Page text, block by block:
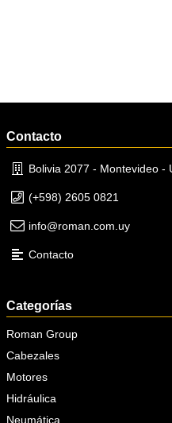
Contacto
Bolivia 2077 - Montevideo -
(+598) 2605 0821
info@roman.com.uy
Contacto
Categorías
Roman Group
Cabezales
Motores
Hidráulica
Neumática